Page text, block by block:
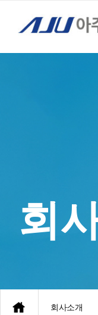
회사소개 – 찾아
회
회사소개